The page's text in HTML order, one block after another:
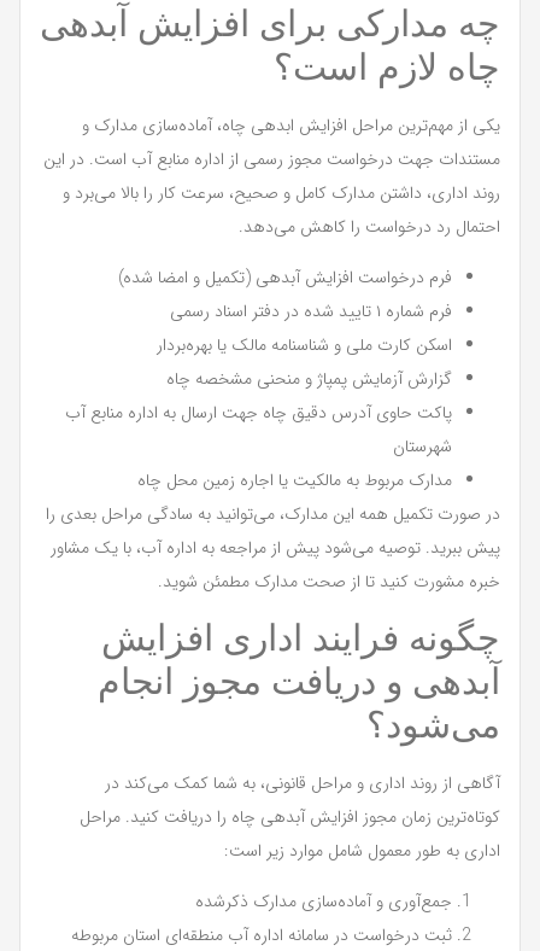
چه مدارکی برای افزایش آبدهی
چاه لازم است؟
یکی از مهم‌ترین مراحل افزایش ابدهی چاه، آماده‌سازی مدارک و
مستندات جهت درخواست مجوز رسمی از اداره منابع آب است. در این
روند اداری، داشتن مدارک کامل و صحیح، سرعت کار را بالا می‌برد و
احتمال رد درخواست را کاهش می‌دهد.
فرم درخواست افزایش آبدهی (تکمیل و امضا شده)
فرم شماره ۱ تایید شده در دفتر اسناد رسمی
اسکن کارت ملی و شناسنامه مالک یا بهره‌بردار
گزارش آزمایش پمپاژ و منحنی مشخصه چاه
پاکت حاوی آدرس دقیق چاه جهت ارسال به اداره منابع آب
شهرستان
مدارک مربوط به مالکیت یا اجاره زمین محل چاه
در صورت تکمیل همه این مدارک، می‌توانید به سادگی مراحل بعدی را
پیش ببرید. توصیه می‌شود پیش از مراجعه به اداره آب، با یک مشاور
خبره مشورت کنید تا از صحت مدارک مطمئن شوید.
چگونه فرایند اداری افزایش
آبدهی و دریافت مجوز انجام
می‌شود؟
آگاهی از روند اداری و مراحل قانونی، به شما کمک می‌کند در
کوتاه‌ترین زمان مجوز افزایش آبدهی چاه را دریافت کنید. مراحل
اداری به طور معمول شامل موارد زیر است:
جمع‌آوری و آماده‌سازی مدارک ذکرشده
ثبت درخواست در سامانه اداره آب منطقه‌ای استان مربوطه